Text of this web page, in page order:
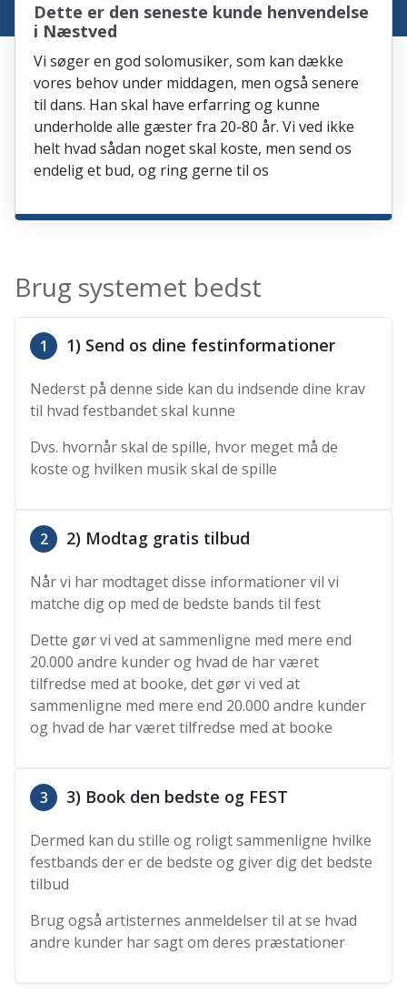
Dette er den seneste kunde henvendelse
i Næstved
Vi søger en god solomusiker, som kan dække
vores behov under middagen, men også senere
til dans. Han skal have erfarring og kunne
underholde alle gæster fra 20-80 år. Vi ved ikke
helt hvad sådan noget skal koste, men send os
endelig et bud, og ring gerne til os
Brug systemet bedst
1 1) Send os dine festinformationer
Nederst på denne side kan du indsende dine krav
til hvad festbandet skal kunne
Dvs. hvornår skal de spille, hvor meget må de
koste og hvilken musik skal de spille
2 2) Modtag gratis tilbud
Når vi har modtaget disse informationer vil vi
matche dig op med de bedste bands til fest
Dette gør vi ved at sammenligne med mere end
20.000 andre kunder og hvad de har været
tilfredse med at booke, det gør vi ved at
sammenligne med mere end 20.000 andre kunder
og hvad de har været tilfredse med at booke
3 3) Book den bedste og FEST
Dermed kan du stille og roligt sammenligne hvilke
festbands der er de bedste og giver dig det bedste
tilbud
Brug også artisternes anmeldelser til at se hvad
andre kunder har sagt om deres præstationer